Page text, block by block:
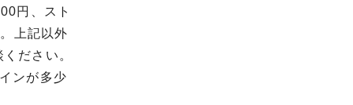
円、スト
上記以外
ださい。
ンが多少